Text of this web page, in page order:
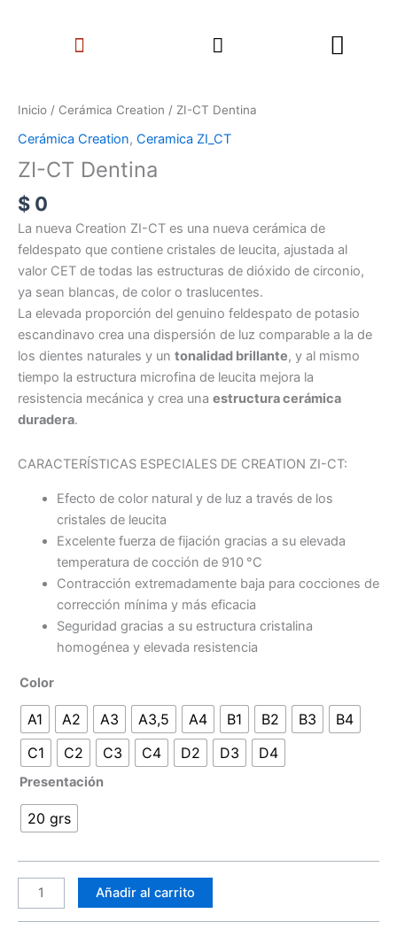
Menu Search
Inicio / Cerámica Creation / ZI-CT Dentina
Cerámica Creation, Ceramica ZI_CT
ZI-CT Dentina
$ 0
La nueva Creation ZI-CT es una nueva cerámica de
feldespato que contiene cristales de leucita, ajustada al
valor CET de todas las estructuras de dióxido de circonio,
ya sean blancas, de color o traslucentes.
La elevada proporción del genuino feldespato de potasio
escandinavo crea una dispersión de luz comparable a la de
los dientes naturales y un tonalidad brillante, y al mismo
tiempo la estructura microfina de leucita mejora la
resistencia mecánica y crea una estructura cerámica
duradera.
CARACTERÍSTICAS ESPECIALES DE CREATION ZI-CT:
Efecto de color natural y de luz a través de los
cristales de leucita
Excelente fuerza de fijación gracias a su elevada
temperatura de cocción de 910 °C
Contracción extremadamente baja para cocciones de
corrección mínima y más eficacia
Seguridad gracias a su estructura cristalina
homogénea y elevada resistencia
Color
A1 A2 A3 A3,5 A4 B1 B2 B3
B4
C1
C2 C3 C4 D2 D3 D4
Presentación
20 grs
CT
cantidad
Añadir al carrito